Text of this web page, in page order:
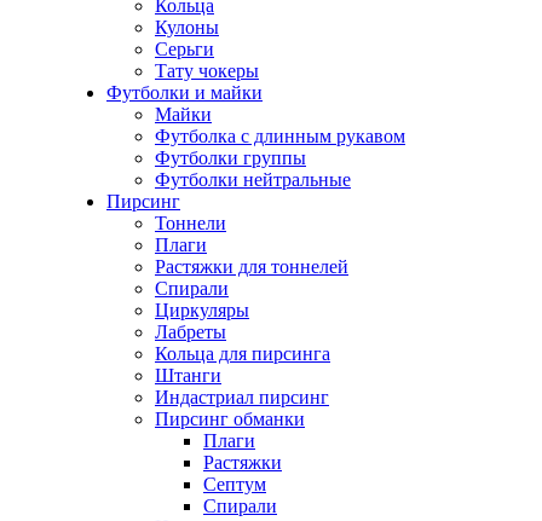
Кольца
Кулоны
Серьги
Тату чокеры
Футболки и майки
Майки
Футболка с длинным рукавом
Футболки группы
Футболки нейтральные
Пирсинг
Тоннели
Плаги
Растяжки для тоннелей
Спирали
Циркуляры
Лабреты
Кольца для пирсинга
Штанги
Индастриал пирсинг
Пирсинг обманки
Плаги
Растяжки
Септум
Спирали